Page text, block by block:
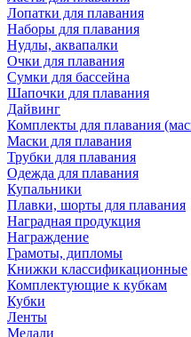
Лопатки для плавания
Наборы для плавания
Нудлы, аквапалки
Очки для плавания
Сумки для бассейна
Шапочки для плавания
Дайвинг
Комплекты для плавания
Маски для плавания
Трубки для плавания
Одежда для плавания
Купальники
Плавки, шорты для плавания
Наградная продукция
Награждение
Грамоты, дипломы
Книжки классификационные
Комплектующие к кубкам
Кубки
Ленты
Медали